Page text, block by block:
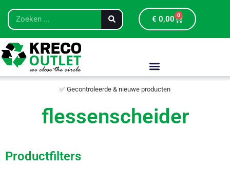
€ 0,00 0
✅ Gecontroleerde & nieuwe producten
flessenscheider
Productfilters